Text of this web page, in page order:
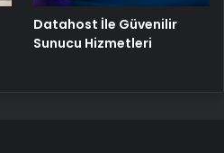
Datahost İle Güvenilir
Sunucu Hizmetleri